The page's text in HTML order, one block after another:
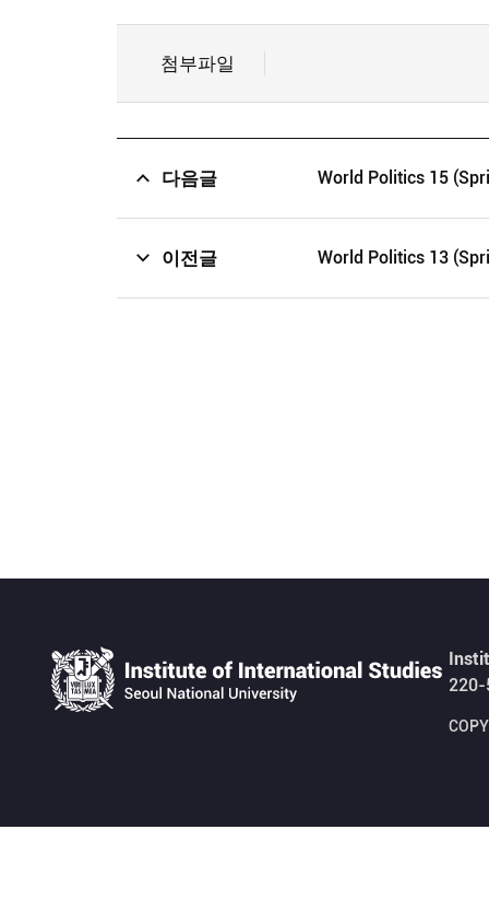
첨부파일
다음글 World Politics 15
이전글 World Politics 13
220-